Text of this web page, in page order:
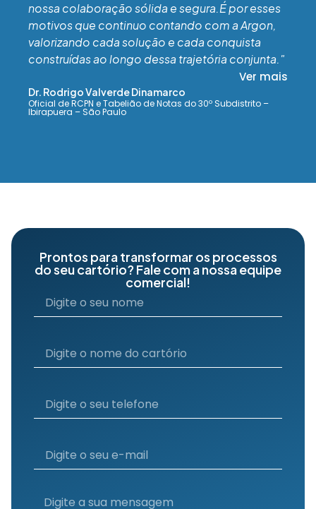
nossa colaboração sólida e segura.É por esses
motivos que continuo contando com a Argon,
valorizando cada solução e cada conquista
construídas ao longo dessa trajetória conjunta."
Ver mais
Dr. Rodrigo Valverde Dinamarco
Oficial de RCPN e Tabelião de Notas do 30º Subdistrito –
Ibirapuera – São Paulo
Prontos para transformar os processos
do seu cartório? Fale com a nossa equipe
comercial!